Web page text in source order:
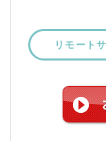
リモート